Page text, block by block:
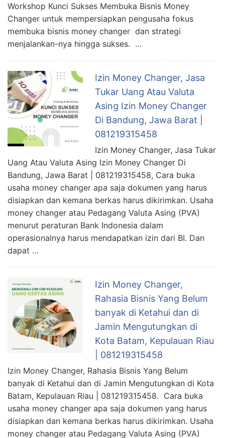
Workshop Kunci Sukses Membuka Bisnis Money
Changer untuk mempersiapkan pengusaha fokus
membuka bisnis money changer dan strategi
menjalankan-nya hingga sukses. …
Izin Money Changer, Jasa
Tukar Uang Atau Valuta
Asing Izin Money Changer
Di Bandung, Jawa Barat |
081219315458
Izin Money Changer, Jasa Tukar
Uang Atau Valuta Asing Izin Money Changer Di
Bandung, Jawa Barat | 081219315458, Cara buka
usaha money changer apa saja dokumen yang harus
disiapkan dan kemana berkas harus dikirimkan. Usaha
money changer atau Pedagang Valuta Asing (PVA)
menurut peraturan Bank Indonesia dalam
operasionalnya harus mendapatkan izin dari BI. Dan
dapat …
Izin Money Changer,
Rahasia Bisnis Yang Belum
banyak di Ketahui dan di
Jamin Mengutungkan di
Kota Batam, Kepulauan Riau
| 081219315458
Izin Money Changer, Rahasia Bisnis Yang Belum
banyak di Ketahui dan di Jamin Mengutungkan di Kota
Batam, Kepulauan Riau | 081219315458. Cara buka
usaha money changer apa saja dokumen yang harus
disiapkan dan kemana berkas harus dikirimkan. Usaha
money changer atau Pedagang Valuta Asing (PVA)